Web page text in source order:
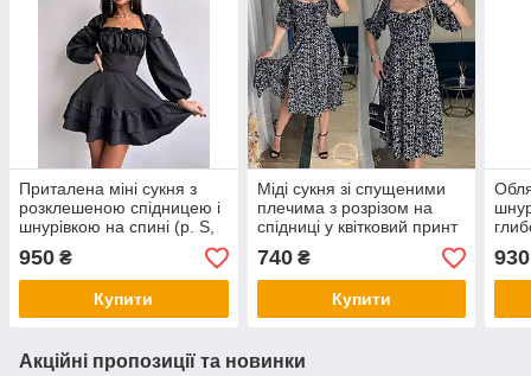
Приталена міні сукня з
розклешеною спідницею і
шнурівкою на спині (р. S,
M) 66py5519Е
950 ₴
Купити
Міді сукня зі спущеними
плечима з розрізом на
спідниці у квітковий принт
(р. 42-48) 2py5960
740₴
Купити
930
Акційні пропозиції та новинки